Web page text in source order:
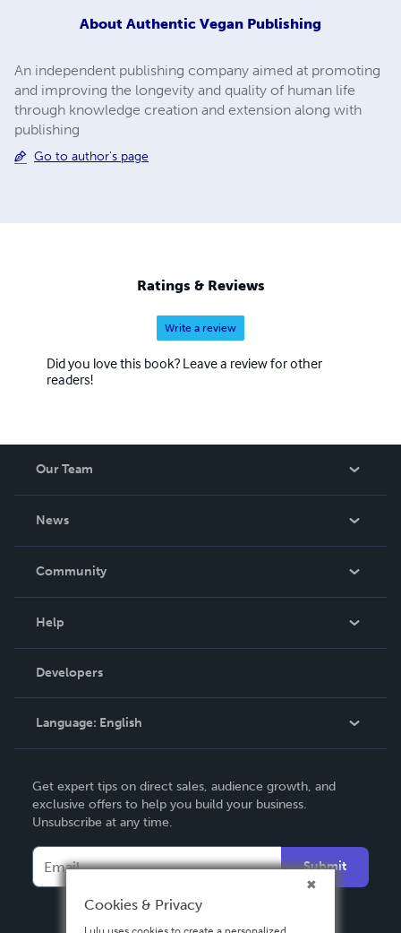
About Authentic Vegan Publishing
An independent publishing company aimed at promoting
and improving the longevity and quality of human life
through knowledge creation and extension along with
publishing
Go to author's page
Ratings & Reviews
Write a review
Did you love this book? Leave a review for other
readers!
Our Team
News
In The News
Community
Podcast
Help
Order Lookup
Knowledge Base
Contact Support
Developers
Language: English
Deutsch
Français
Español
Get expert tips on direct sales, audience growth, and
exclusive offers to help you build your business.
Unsubscribe at any time.
Submit
Cookies & Privacy